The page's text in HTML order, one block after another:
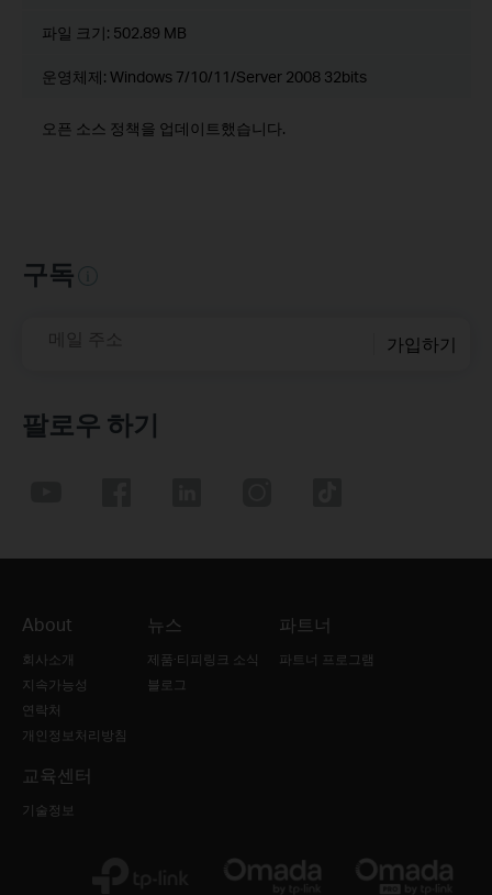
파일 크기: 502.89 MB
운영체제: Windows 7/10/11/Server 2008 32bits
오픈 소스 정책을 업데이트했습니다.
구독
메일 주소 가입하기
팔로우 하기
About
회사소개
지속가능성
연락처
개인정보처리방침
뉴스
제품·티피링크 소식
블로그
파트너
파트너 프로그램
교육센터
기술정보